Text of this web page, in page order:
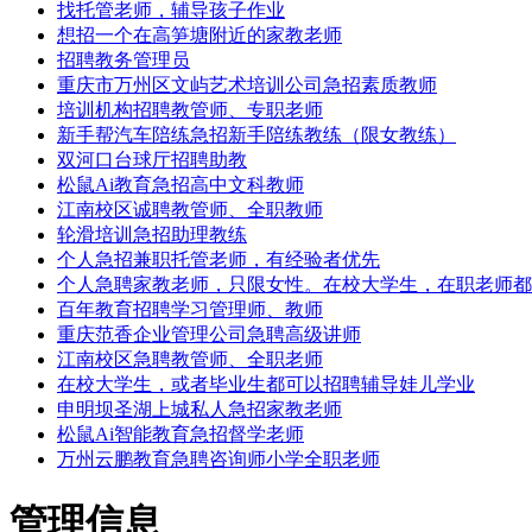
找托管老师，辅导孩子作业
想招一个在高笋塘附近的家教老师
招聘教务管理员
重庆市万州区文屿艺术培训公司急招素质教师
培训机构招聘教管师、专职老师
新手帮汽车陪练急招新手陪练教练（限女教练）
双河口台球厅招聘助教
松鼠Ai教育急招高中文科教师
江南校区诚聘教管师、全职教师
轮滑培训急招助理教练
个人急招兼职托管老师，有经验者优先
个人急聘家教老师，只限女性。在校大学生，在职老师
百年教育招聘学习管理师、教师
重庆范香企业管理公司急聘高级讲师
江南校区急聘教管师、全职老师
在校大学生，或者毕业生都可以招聘辅导娃儿学业
申明坝圣湖上城私人急招家教老师
松鼠Ai智能教育急招督学老师
万州云鹏教育急聘咨询师小学全职老师
管理信息